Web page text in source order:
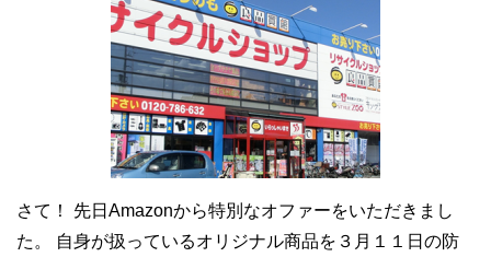
さて！ 先日Amazonから特別なオファーをいただきまし
た。 自身が扱っているオリジナル商品を３月１１日の防